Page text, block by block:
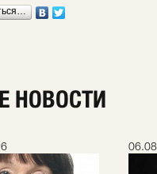
НОВОСТИ